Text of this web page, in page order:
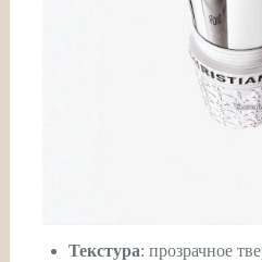
Текстура: прозрачное